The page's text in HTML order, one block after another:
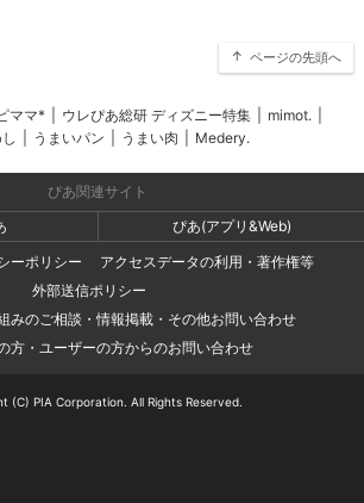
ページの先頭へ
ママ* ウレぴあ総研 ディズニー特集 mimot.
うまいパン うまい肉 Medery.
ぴあ関連サイト
ぴあ(アプリ&Web)
ーポリシー
アクセスデータの利用・著作権等
外部送信ポリシー
みのご相談・情報掲載・その他お問い合わせ
方・ユーザーの方からのお問い合わせ
(C) PIA Corporation. All Rights Reserved.